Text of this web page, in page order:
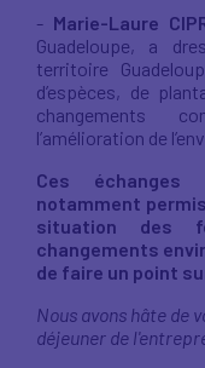
- Marie-Laure
Guadeloupe, a
territoire
d’espèces, de
changements
l’amélioration de
Ces
notamment
situation des
changements
de faire un point
Nous avons hâte de
déjeuner de